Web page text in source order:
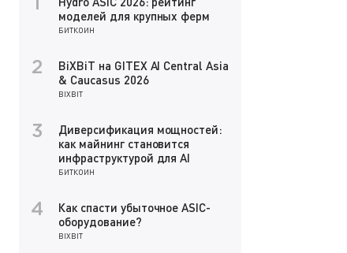
1
моделей для крупных ферм
БИТКОИН
2
BiXBiT на GITEX AI Central Asia
& Caucasus 2026
BIXBIT
3
Диверсификация мощностей:
как майнинг становится
инфраструктурой для AI
БИТКОИН
4
Как спасти убыточное ASIC-
оборудование?
BIXBIT